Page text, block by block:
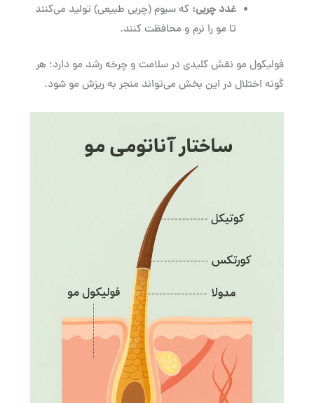
غدد چربی: که سبوم (چربی طبیعی) تولید می‌کنند
تا مو را نرم و محافظت کنند.
فولیکول مو نقش کلیدی در سلامت و چرخه رشد مو دارد؛ هر
گونه اختلال در این بخش می‌تواند منجر به ریزش مو شود.